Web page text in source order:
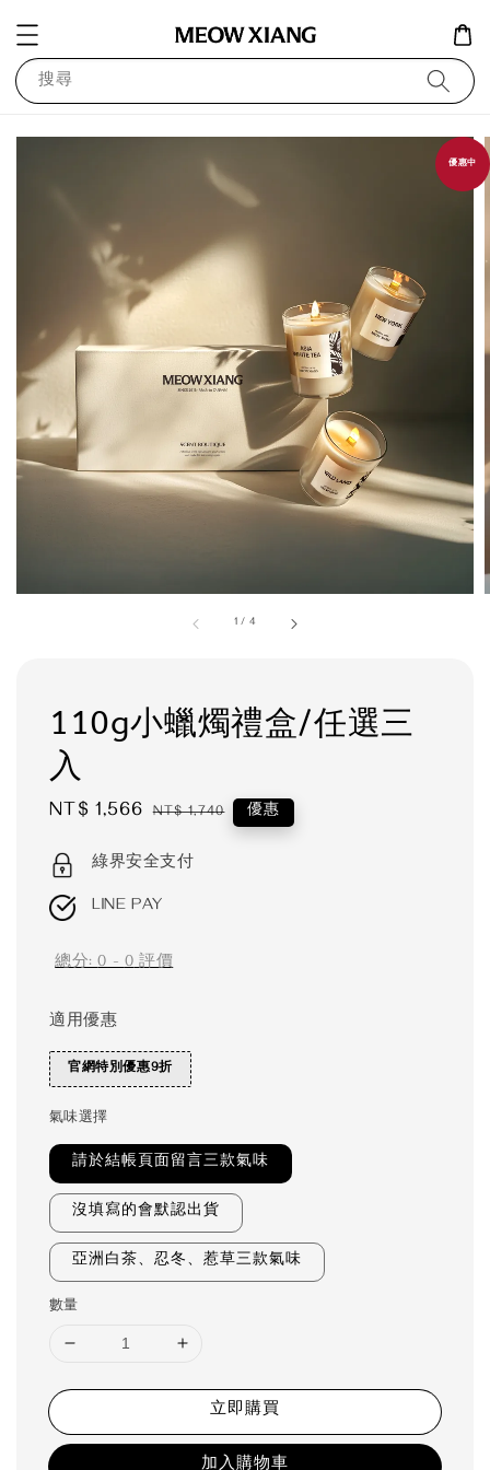
搜尋
1 / 4
優惠中
110g小蠟燭禮盒/任選三
入
Sale
NT$ 1,566 Regular
NT$ 1,740 優惠
綠界安全支付
LINE PAY
總分:0-0評價
適用優惠
官網特別優惠9折
氣味選擇
請於結帳頁面留言三款氣味
沒填寫的會默認出貨
亞洲白茶、忍冬、惹草三款氣味
數量
立即購買
加入購物車